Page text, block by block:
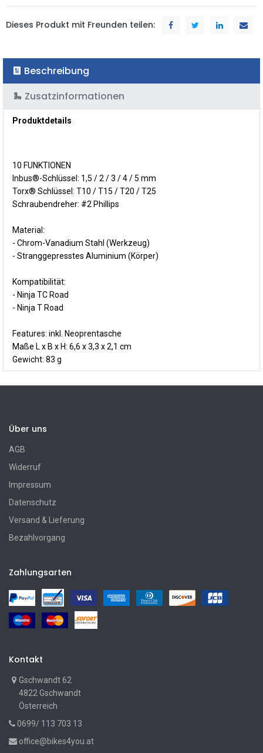
Dieses Produkt mit Freunden teilen:
Beschreibung
Zusatzinformationen
Produktdetails
10 FUNKTIONEN
Inbus®-Schlüssel: 1,5 / 2 / 3 / 4 / 5 mm
Torx® Schlüssel: T10 / T15 / T20 / T25
Schraubendreher: #2 Phillips
Material:
- Chrom-Vanadium Stahl (Werkzeug)
- Stranggepresstes Aluminium (Körper)
Kompatibilität:
- Ninja TC Road
- Ninja T Road
Features: inkl. Neoprentasche
Maße L x B x H: 6,6 x 3,3 x 2,1 cm
Gewicht: 83 g
Über uns
AGB
Widerruf
Impressum
Datenschutz
Versand & Lieferung
Bezahlvorgang
Zahlungsarten
Kontakt
Gschwandt 62
4822 Gschwandt
Österreich
0699/ 113 703 13
office@bikes4you.at